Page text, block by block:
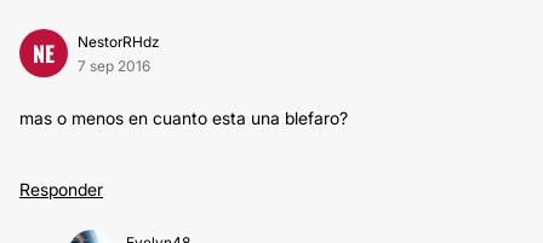
NE
NestorRHdz
7 sep 2016
mas o menos en cuanto esta una blefaro?
Responder